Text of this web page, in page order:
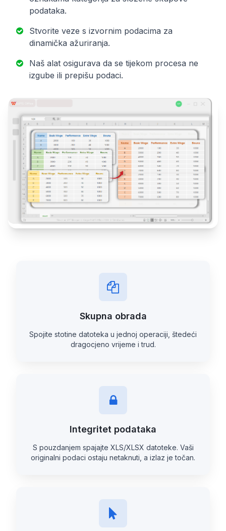
podataka.
Stvorite veze s izvornim podacima za
dinamička ažuriranja.
Naš alat osigurava da se tijekom procesa ne
izgube ili prepišu podaci.
Skupna obrada
Spojite stotine datoteka u jednoj operaciji, štedeći
dragocjeno vrijeme i trud.
Integritet podataka
S pouzdanjem spajajte XLS/XLSX datoteke. Vaši
originalni podaci ostaju netaknuti, a izlaz je točan.